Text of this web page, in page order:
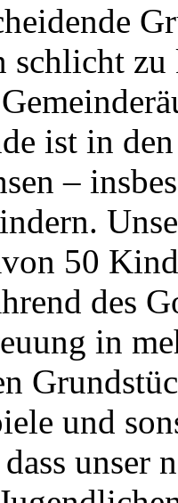
schlicht
ist in
–
50
des
in
und
unser